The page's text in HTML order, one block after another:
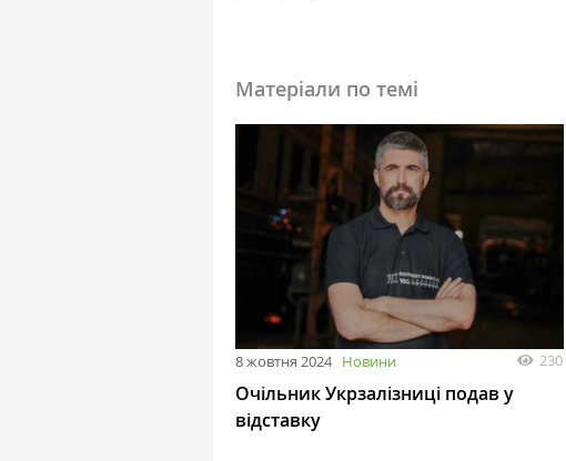
Матеріали по темі
8 жовтня 2024 Новини 230
Очільник Укрзалізниці подав у
відставку